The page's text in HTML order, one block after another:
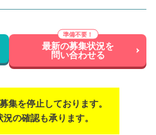
最新の募集状況を
問い合わせる
集を停止しております。
の確認も承ります。